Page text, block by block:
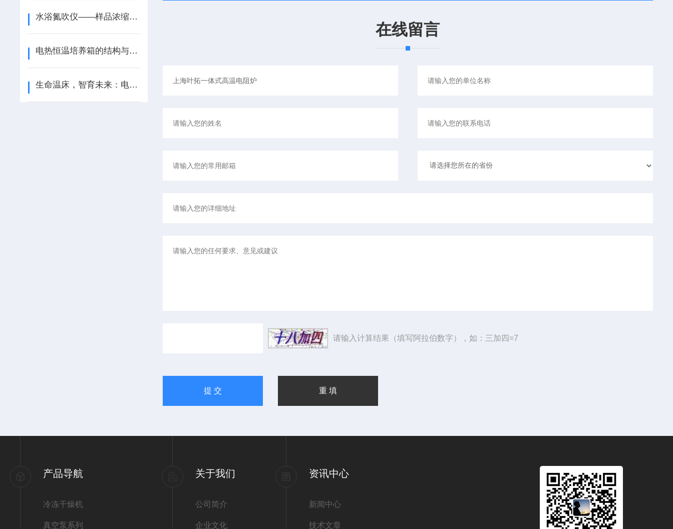
水浴氮吹仪——样品浓缩的“温柔守护者”
电热恒温培养箱的结构与工作原理
生命温床，智育未来：电热恒温培养箱的生物密码
在线留言
请输入计算结果（填写阿拉伯数字），如：三加四=7
产品导航
冷冻干燥机
真空泵系列
关于我们
公司简介
企业文化
资讯中心
新闻中心
技术文章